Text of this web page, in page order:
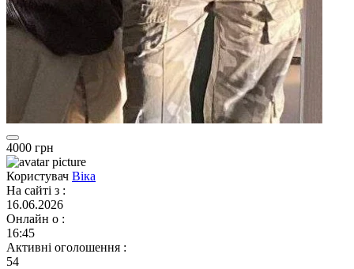
4000 грн
Користувач Віка
На сайті з :
16.06.2026
Онлайн о :
16:45
Активні оголошення :
54